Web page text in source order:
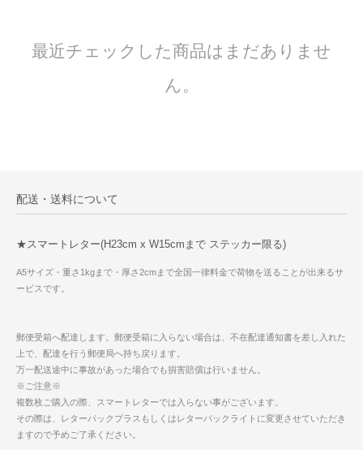
最近チェックした商品はまだありませ
ん。
配送・送料について
★スマートレター(H23cm x W15cmまで ステッカー限る)
A5サイズ・重さ1kgまで・厚さ2cmまで全国一律料金で荷物を送ることが出来るサ
ービスです。
郵便受箱へ配達します。郵便受箱に入らない場合は、不在配達通知書を差し入れた
上で、配達を行う郵便局へ持ち戻ります。
万一配送途中に事故があった場合でも損害賠償は行いません。
※ご注意※
複数枚ご購入の際、スマートレターでは入らない事がございます。
その際は、レターパックプラスもしくはレターパックライトに変更させていただき
ますので予めご了承ください。